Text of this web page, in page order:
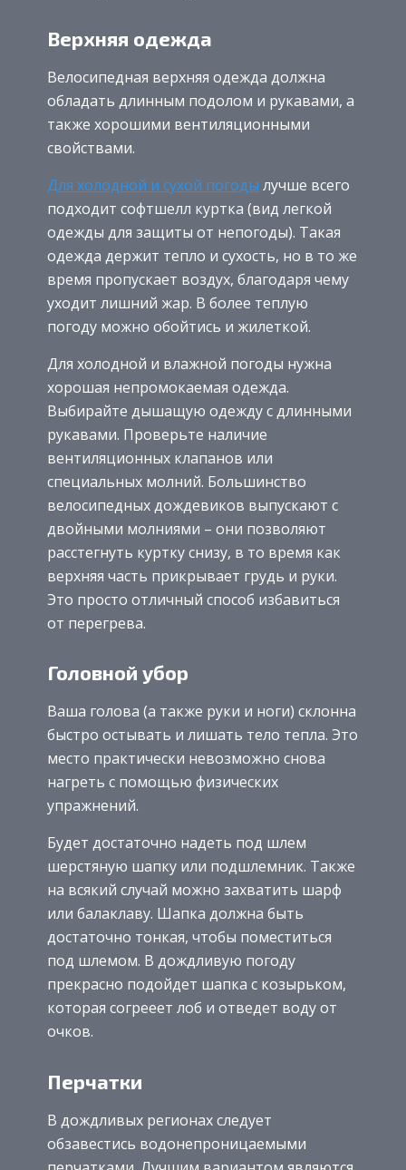
Верхняя одежда
Велосипедная верхняя одежда должна
обладать длинным подолом и рукавами, а
также хорошими вентиляционными
свойствами.
Для холодной и сухой погоды лучше всего
подходит софтшелл куртка (вид легкой
одежды для защиты от непогоды). Такая
одежда держит тепло и сухость, но в то же
время пропускает воздух, благодаря чему
уходит лишний жар. В более теплую
погоду можно обойтись и жилеткой.
Для холодной и влажной погоды нужна
хорошая непромокаемая одежда.
Выбирайте дышащую одежду с длинными
рукавами. Проверьте наличие
вентиляционных клапанов или
специальных молний. Большинство
велосипедных дождевиков выпускают с
двойными молниями – они позволяют
расстегнуть куртку снизу, в то время как
верхняя часть прикрывает грудь и руки.
Это просто отличный способ избавиться
от перегрева.
Головной убор
Ваша голова (а также руки и ноги) склонна
быстро остывать и лишать тело тепла. Это
место практически невозможно снова
нагреть с помощью физических
упражнений.
Будет достаточно надеть под шлем
шерстяную шапку или подшлемник. Также
на всякий случай можно захватить шарф
или балаклаву. Шапка должна быть
достаточно тонкая, чтобы поместиться
под шлемом. В дождливую погоду
прекрасно подойдет шапка с козырьком,
которая согрееет лоб и отведет воду от
очков.
Перчатки
В дождливых регионах следует
обзавестись водонепроницаемыми